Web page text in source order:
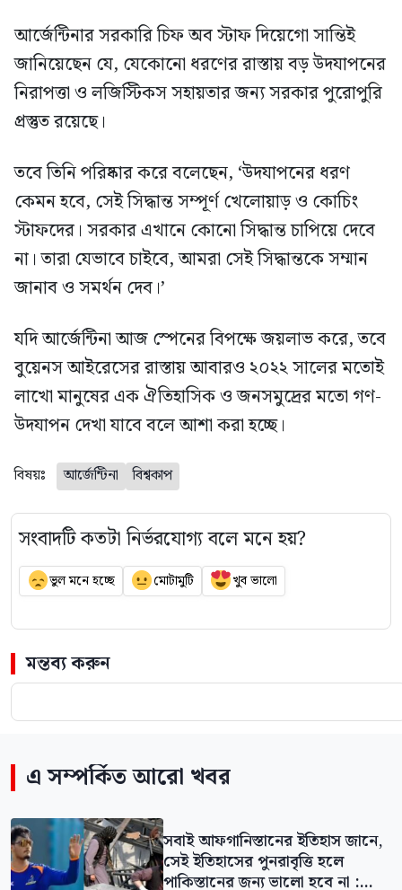
আর্জেন্টিনার সরকারি চিফ অব স্টাফ দিয়েগো সান্তিই
জানিয়েছেন যে, যেকোনো ধরণের রাস্তায় বড় উদযাপনের
নিরাপত্তা ও লজিস্টিকস সহায়তার জন্য সরকার পুরোপুরি
প্রস্তুত রয়েছে।
তবে তিনি পরিষ্কার করে বলেছেন, ‘উদযাপনের ধরণ
কেমন হবে, সেই সিদ্ধান্ত সম্পূর্ণ খেলোয়াড় ও কোচিং
স্টাফদের। সরকার এখানে কোনো সিদ্ধান্ত চাপিয়ে দেবে
না। তারা যেভাবে চাইবে, আমরা সেই সিদ্ধান্তকে সম্মান
জানাব ও সমর্থন দেব।’
যদি আর্জেন্টিনা আজ স্পেনের বিপক্ষে জয়লাভ করে, তবে
বুয়েনস আইরেসের রাস্তায় আবারও ২০২২ সালের মতোই
লাখো মানুষের এক ঐতিহাসিক ও জনসমুদ্রের মতো গণ-
উদযাপন দেখা যাবে বলে আশা করা হচ্ছে।
বিষয়ঃ আর্জেন্টিনা বিশ্বকাপ
সংবাদটি কতটা নির্ভরযোগ্য বলে মনে হয়?
ভুল মনে হচ্ছে মোটামুটি খুব ভালো
মন্তব্য করুন
এ সম্পর্কিত আরো খবর
সবাই আফগানিস্তানের ইতিহাস জানে,
সেই ইতিহাসের পুনরাবৃত্তি হলে
পাকিস্তানের জন্য ভালো হবে না :